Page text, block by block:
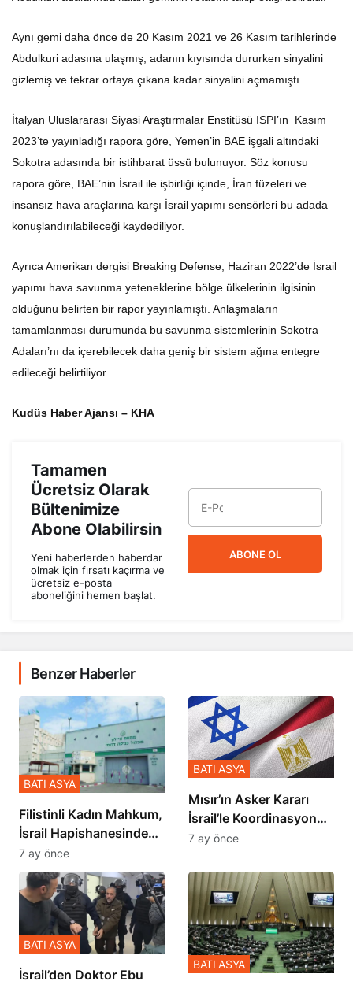
Aynı gemi daha önce de 20 Kasım 2021 ve 26 Kasım tarihlerinde
Abdulkuri adasına ulaşmış, adanın kıyısında dururken sinyalini
gizlemiş ve tekrar ortaya çıkana kadar sinyalini açmamıştı.
İtalyan Uluslararası Siyasi Araştırmalar Enstitüsü ISPI’ın Kasım
2023’te yayınladığı rapora göre, Yemen’in BAE işgali altındaki
Sokotra adasında bir istihbarat üssü bulunuyor. Söz konusu
rapora göre, BAE’nin İsrail ile işbirliği içinde, İran füzeleri ve
insansız hava araçlarına karşı İsrail yapımı sensörleri bu adada
konuşlandırılabileceği kaydediliyor.
Ayrıca Amerikan dergisi Breaking Defense, Haziran 2022’de İsrail
yapımı hava savunma yeteneklerine bölge ülkelerinin ilgisinin
olduğunu belirten bir rapor yayınlamıştı. Anlaşmaların
tamamlanması durumunda bu savunma sistemlerinin Sokotra
Adaları’nı da içerebilecek daha geniş bir sistem ağına entegre
edileceği belirtiliyor.
Kudüs Haber Ajansı – KHA
Tamamen
Ücretsiz Olarak
Bültenimize
Abone Olabilirsin
Yeni haberlerden haberdar
olmak için fırsatı kaçırma ve
ücretsiz e-posta
aboneliğini hemen başlat.
ABONE OL
Benzer Haberler
Filistinli Kadın Mahkum,
İsrail Hapishanesindeki
Zulmü Anlattı
BATI ASYA
7 ay önce
Mısır’ın Asker Kararı
İsrail’le Koordinasyon
İçinde Gerçekleşmiş
BATI ASYA
7 ay önce
İsrail’den Doktor Ebu
BATI ASYA
BATI ASYA